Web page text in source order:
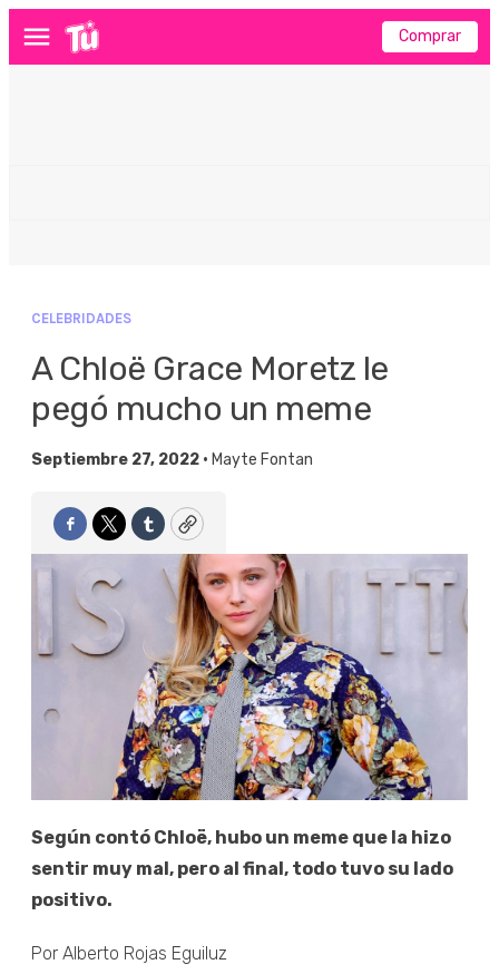
Menú Comprar
CELEBRIDADES
A Chloë Grace Moretz le
pegó mucho un meme
Septiembre 27, 2022 • Mayte Fontan
Facebook
TwitterTumblrCopy
Según contó Chloë, hubo un meme que la hizo
sentir muy mal, pero al final, todo tuvo su lado
positivo.
Por Alberto Rojas Eguiluz